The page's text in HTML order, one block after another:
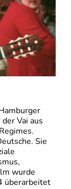
Vai aus
Sie
wurde
überarbeitet